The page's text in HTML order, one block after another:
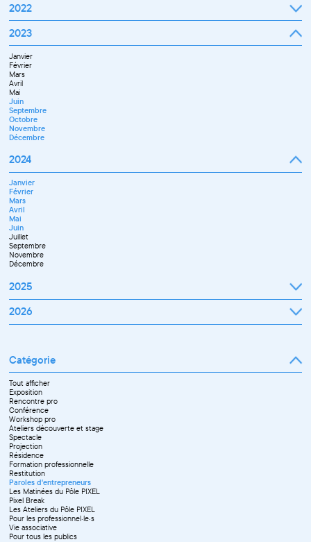
Septembre
Octobre
Novembre
Décembre
2022
Janvier
Février
Mars
Avril
Mai
Juin
Juillet
Septembre
Octobre
Novembre
Décembre
2023
Janvier
Février
Mars
Avril
Mai
Juin
Septembre
Octobre
Novembre
Décembre
2024
Janvier
Février
Mars
Avril
Mai
Juin
Juillet
Septembre
Novembre
Décembre
2025
Janvier
Mars
Juin
Juillet
Septembre
Octobre
Novembre
Décembre
2026
Avril
Mai
Juin
Septembre
Octobre
Novembre
Catégorie
Tout afficher
Exposition
Rencontre pro
Conférence
Workshop pro
Ateliers découverte et stage
Spectacle
Projection
Résidence
Formation professionnelle
Restitution
Paroles d'entrepreneurs
Les Matinées du Pôle PIXEL
Pixel Break
Les Ateliers du Pôle PIXEL
Pour les professionnel·le·s
Vie associative
Pour tous les publics